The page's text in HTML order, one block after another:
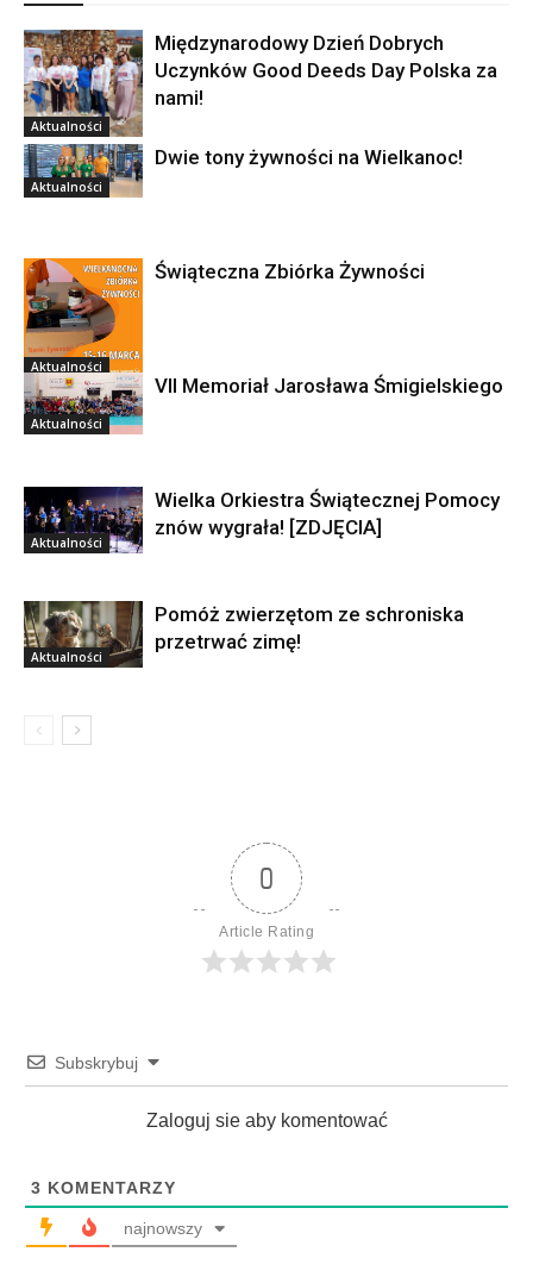
Aktualności
Międzynarodowy Dzień Dobrych
Uczynków Good Deeds Day Polska za
nami!
Aktualności
Dwie tony żywności na Wielkanoc!
Aktualności
Świąteczna Zbiórka Żywności
Aktualności
VII Memoriał Jarosława Śmigielskiego
Aktualności
Wielka Orkiestra Świątecznej Pomocy
znów wygrała! [ZDJĘCIA]
Aktualności
Pomóż zwierzętom ze schroniska
przetrwać zimę!
0
Article Rating
Subskrybuj
Zaloguj sie aby komentować
3 KOMENTARZY
najnowszy